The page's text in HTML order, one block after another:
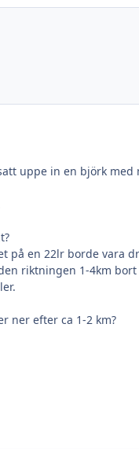
uppe in en björk
på en 22lr borde vara
riktningen 1-4km
ner efter ca 1-2 km?